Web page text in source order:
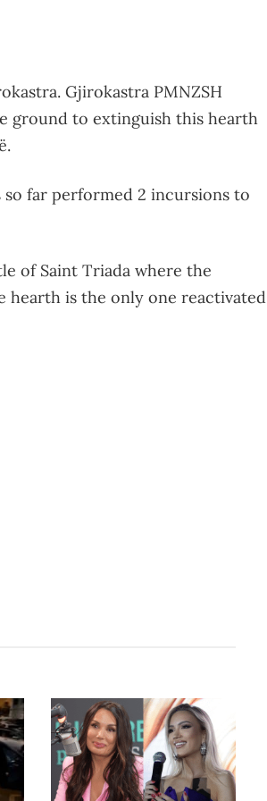
Gjirokastra PMNZSH
ground to extinguish this hearth
far performed 2 incursions to
of Saint Triada where the
hearth is the only one reactivated